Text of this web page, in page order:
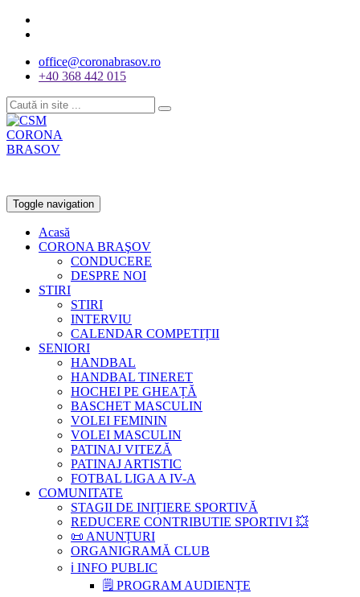
office@coronabrasov.ro
+40 368 442 015
Toggle navigation
Acasă
CORONA BRAŞOV
CONDUCERE
DESPRE NOI
STIRI
STIRI
INTERVIU
CALENDAR COMPETIȚII
SENIORI
HANDBAL
HANDBAL TINERET
HOCHEI PE GHEAȚĂ
BASCHET MASCULIN
VOLEI FEMININ
VOLEI MASCULIN
PATINAJ VITEZĂ
PATINAJ ARTISTIC
FOTBAL LIGA A IV-A
COMUNITATE
STAGII DE INIȚIERE SPORTIVĂ
REDUCERE CONTRIBUTIE SPORTIVI 💥
📜 ANUNȚURI
ORGANIGRAMĂ CLUB
ℹ️ INFO PUBLIC
🗒 PROGRAM AUDIENȚE